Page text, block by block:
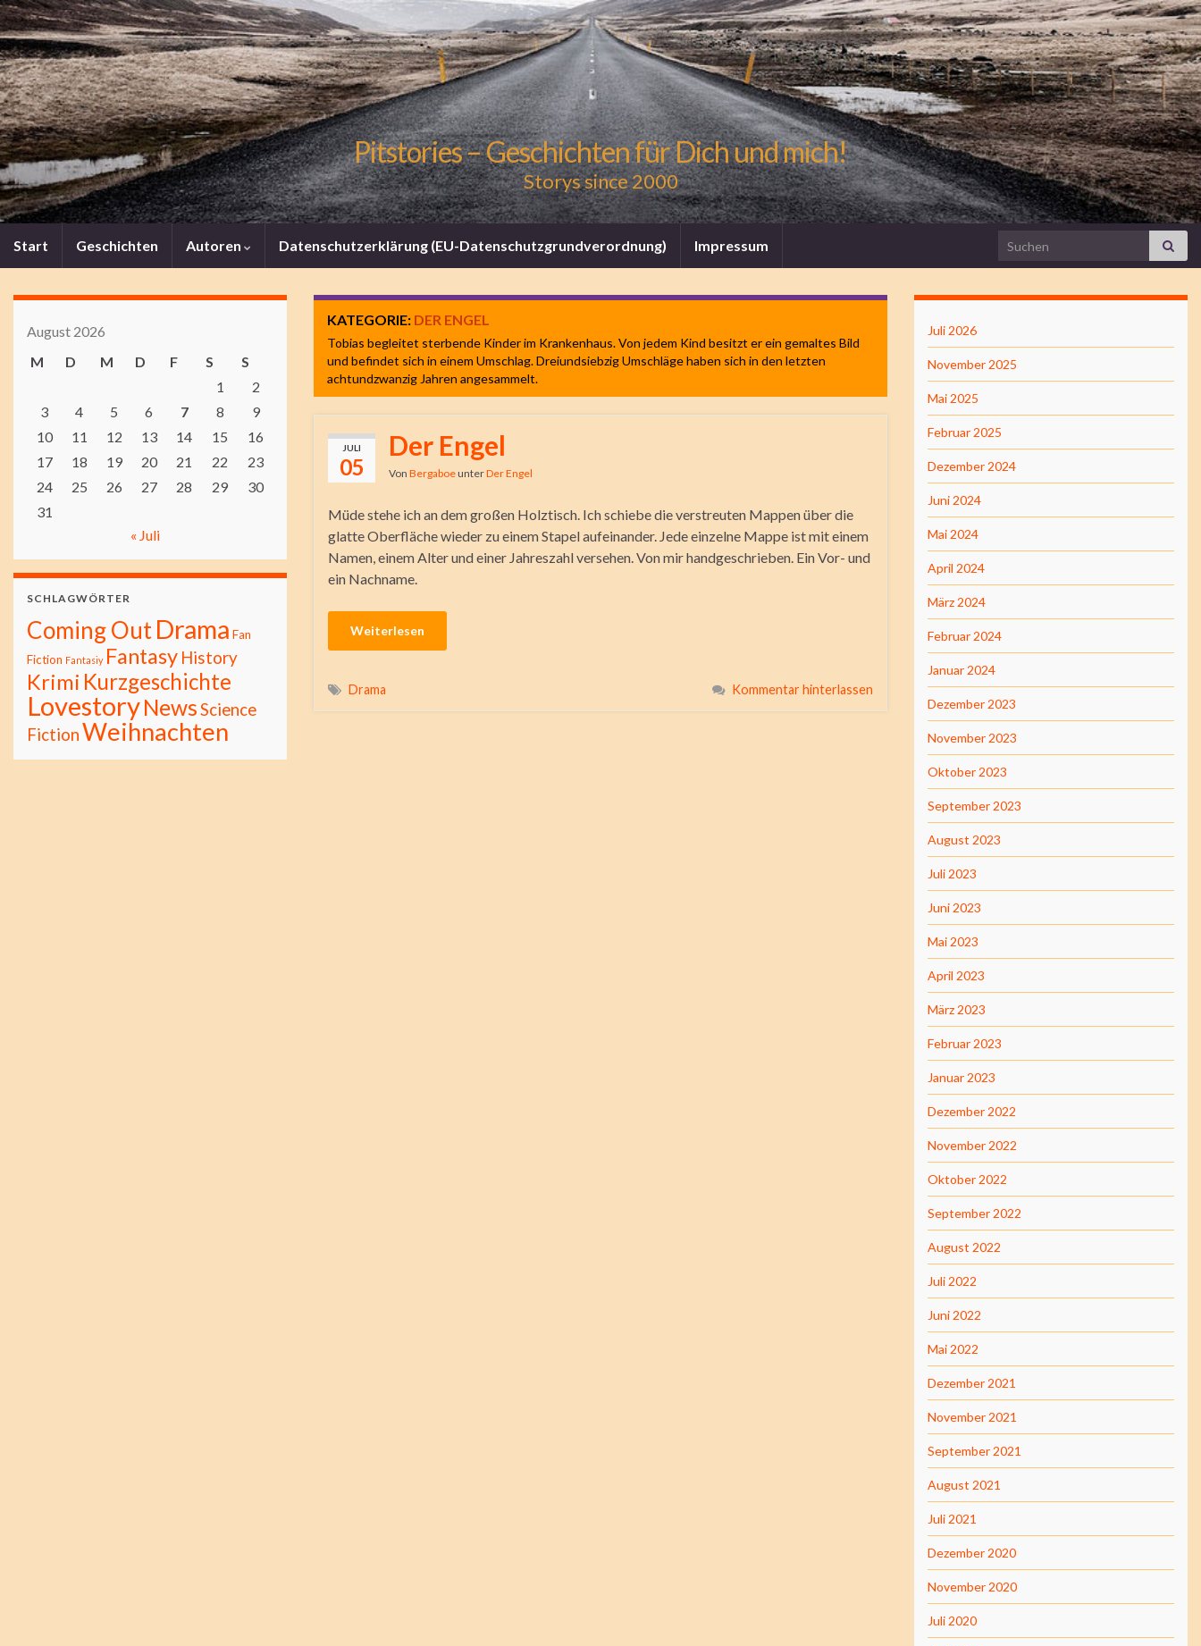
Pitstories – Geschichten für Dich und mich!
Storys since 2000
Start Geschichten Autoren Datenschutzerklärung (EU-Datenschutzgrundverordnung) Impressum Search for:
KATEGORIE: DER ENGEL
Tobias begleitet sterbende Kinder im Krankenhaus. Von jedem Kind besitzt er ein gemaltes Bild
und befindet sich in einem Umschlag. Dreiundsiebzig Umschläge haben sich in den letzten
achtundzwanzig Jahren angesammelt.
JULI
05
Der Engel
Von BergaboeunterDer Engel
Müde stehe ich an dem großen Holztisch. Ich schiebe die verstreuten Mappen über die
glatte Oberfläche wieder zu einem Stapel aufeinander. Jede einzelne Mappe ist mit einem
Namen, einem Alter und einer Jahreszahl versehen. Von mir handgeschrieben. Ein Vor- und
ein Nachname.
Weiterlesen
Drama Kommentar hinterlassen
August 2026
M
D M D F S
S
1
2
3
4 5 6 7 8
9
10
11 12 13 14 15
16
17
18 19 20 21 22
23
24
25 26 27 28 29
30
31
« Juli
SCHLAGWÖRTER
Coming OutDrama Fan
Fiction Fantasiy Fantasy History
Krimi Kurzgeschichte
LovestoryNewsScience
FictionWeihnachten
Juli 2026
November 2025
Mai 2025
Februar 2025
Dezember 2024
Juni 2024
Mai 2024
April 2024
März 2024
Februar 2024
Januar 2024
Dezember 2023
November 2023
Oktober 2023
September 2023
August 2023
Juli 2023
Juni 2023
Mai 2023
April 2023
März 2023
Februar 2023
Januar 2023
Dezember 2022
November 2022
Oktober 2022
September 2022
August 2022
Juli 2022
Juni 2022
Mai 2022
Dezember 2021
November 2021
September 2021
August 2021
Juli 2021
Dezember 2020
November 2020
Juli 2020